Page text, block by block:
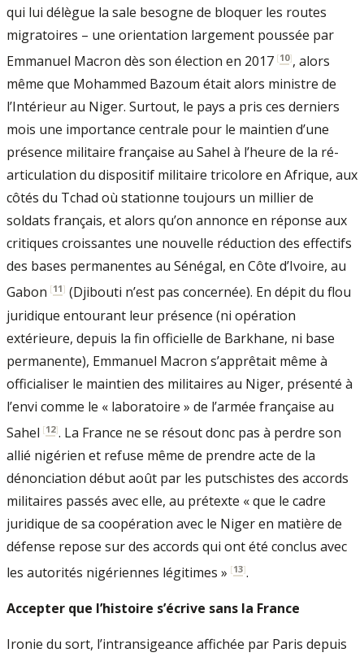
qui lui délègue la sale besogne de bloquer les routes
migratoires – une orientation largement poussée par
Emmanuel Macron dès son élection en 2017 [10], alors
même que Mohammed Bazoum était alors ministre de
l’Intérieur au Niger. Surtout, le pays a pris ces derniers
mois une importance centrale pour le maintien d’une
présence militaire française au Sahel à l’heure de la ré-
articulation du dispositif militaire tricolore en Afrique, aux
côtés du Tchad où stationne toujours un millier de
soldats français, et alors qu’on annonce en réponse aux
critiques croissantes une nouvelle réduction des effectifs
des bases permanentes au Sénégal, en Côte d’Ivoire, au
Gabon [11] (Djibouti n’est pas concernée). En dépit du flou
juridique entourant leur présence (ni opération
extérieure, depuis la fin officielle de Barkhane, ni base
permanente), Emmanuel Macron s’apprêtait même à
officialiser le maintien des militaires au Niger, présenté à
l’envi comme le « laboratoire » de l’armée française au
Sahel [12]. La France ne se résout donc pas à perdre son
allié nigérien et refuse même de prendre acte de la
dénonciation début août par les putschistes des accords
militaires passés avec elle, au prétexte « que le cadre
juridique de sa coopération avec le Niger en matière de
défense repose sur des accords qui ont été conclus avec
les autorités nigériennes légitimes » [13].
Accepter que l’histoire s’écrive sans la France
Ironie du sort, l’intransigeance affichée par Paris depuis